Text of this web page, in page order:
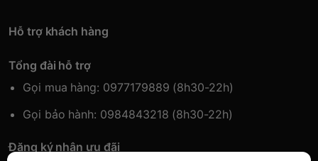
Hỗ trợ khách hàng
Tổng đài hỗ trợ
Gọi mua hàng: 0977179889 (8h30-22h)
Gọi bảo hành: 0984843218 (8h30-22h)
Đăng ký nhận ưu đãi